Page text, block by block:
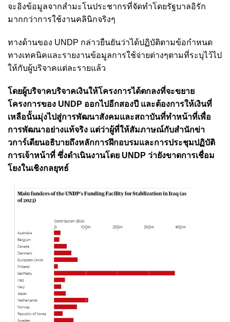
จะอิงข้อมูลจากสำมะโนประชากรที่จัดทำโดยรัฐบาลอิรัก
มากกว่าการใช้งานคลินิกจริงๆ
ทางด้านของ UNDP กล่าวยืนยันว่าได้ปฏิบัติตามข้อกำหนด
ทางเทคนิคและรายงานข้อมูลการใช้จ่ายต่างๆตามที่ระบุไว้ไป
ให้กับผู้บริจาคแต่ละรายแล้ว
โดยผู้บริจาคบริจาคเงินให้โครงการได้ตกลงที่จะขยาย
โครงการของ UNDP ออกไปอีกสองปี และต้องการให้เงินที่
เหลือนั้นมุ่งไปสู่การพัฒนาสังคมและสถาบันที่ทำหน้าที่เพื่อ
การพัฒนาอย่างแท้จริง แต่ว่าผู้ที่ให้สัมภาษณ์กับสำนักข่า
วการ์เดียนอธิบายถึงหลักการฝึกอบรมและการประชุมปฏิบัติ
การเจ้าหน้าที่ ซึ่งดำเนินงานโดย UNDP ว่ายังขาดการเชื่อม
โยงในเชิงกลยุทธ์